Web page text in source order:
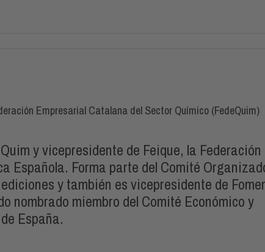
Empresarial Catalana del Sector Químico (FedeQuim)
y vicepresidente de Feique, la Federación
Española. Forma parte del Comité
y también es vicepresidente de
nombrado miembro del Comité Económico y
España.